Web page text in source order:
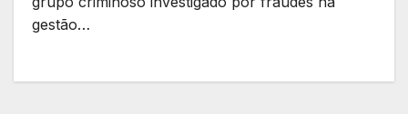
gestão…